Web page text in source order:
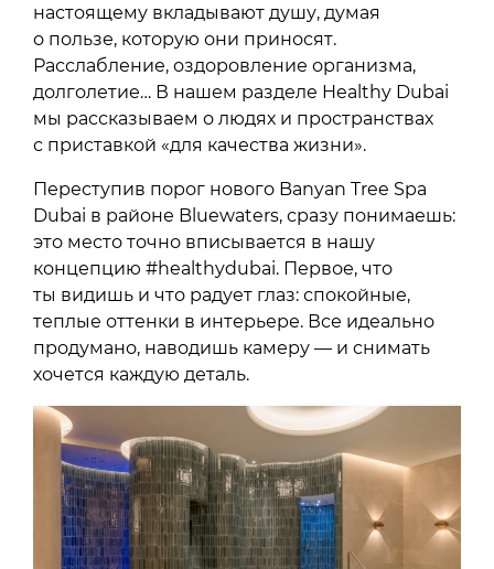
настоящему вкладывают душу, думая
о пользе, которую они приносят.
Расслабление, оздоровление организма,
долголетие… В нашем разделе Healthy Dubai
мы рассказываем о людях и пространствах
с приставкой «для качества жизни».
Переступив порог нового Banyan Tree Spa
Dubai в районе Bluewaters, сразу понимаешь:
это место точно вписывается в нашу
концепцию #healthydubai. Первое, что
ты видишь и что радует глаз: спокойные,
теплые оттенки в интерьере. Все идеально
продумано, наводишь камеру — и снимать
хочется каждую деталь.